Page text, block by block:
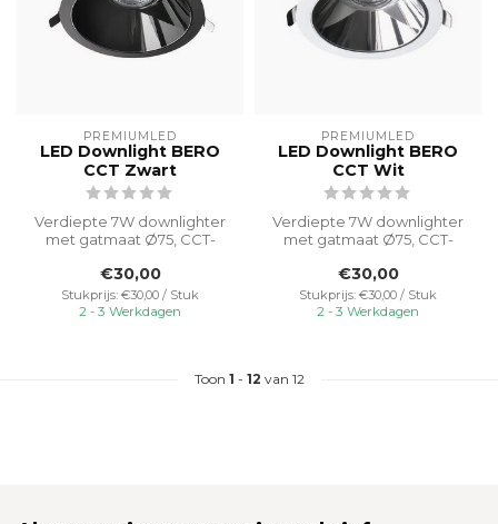
PREMIUMLED
LED Downlight BERO
CCT Zwart
Verdiepte 7W downlighter
met gatmaat Ø75, CCT-
5000K voo...
€30,00
Stukprijs: €30,00 / Stuk
2 - 3 Werkdagen
PREMIUMLED
LED Downlight BERO
CCT Wit
Verdiepte 7W downlighter
met gatmaat Ø75, CCT-
5000K voo...
€30,00
Stukprijs: €30,00 / Stuk
2 - 3 Werkdagen
Toon 1 - 12 van 12